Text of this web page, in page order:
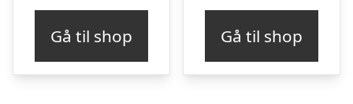
Gå til shop Gå til shop